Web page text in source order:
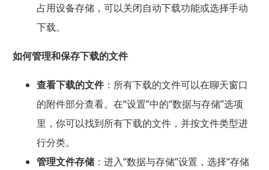
占用设备存储，可以关闭自动下载功能或选择手动
下载。
如何管理和保存下载的文件
查看下载的文件：所有下载的文件可以在聊天窗口
的附件部分查看。在“设置”中的“数据与存储”选项
里，你可以找到所有下载的文件，并按文件类型进
行分类。
管理文件存储：进入“数据与存储”设置，选择“存储